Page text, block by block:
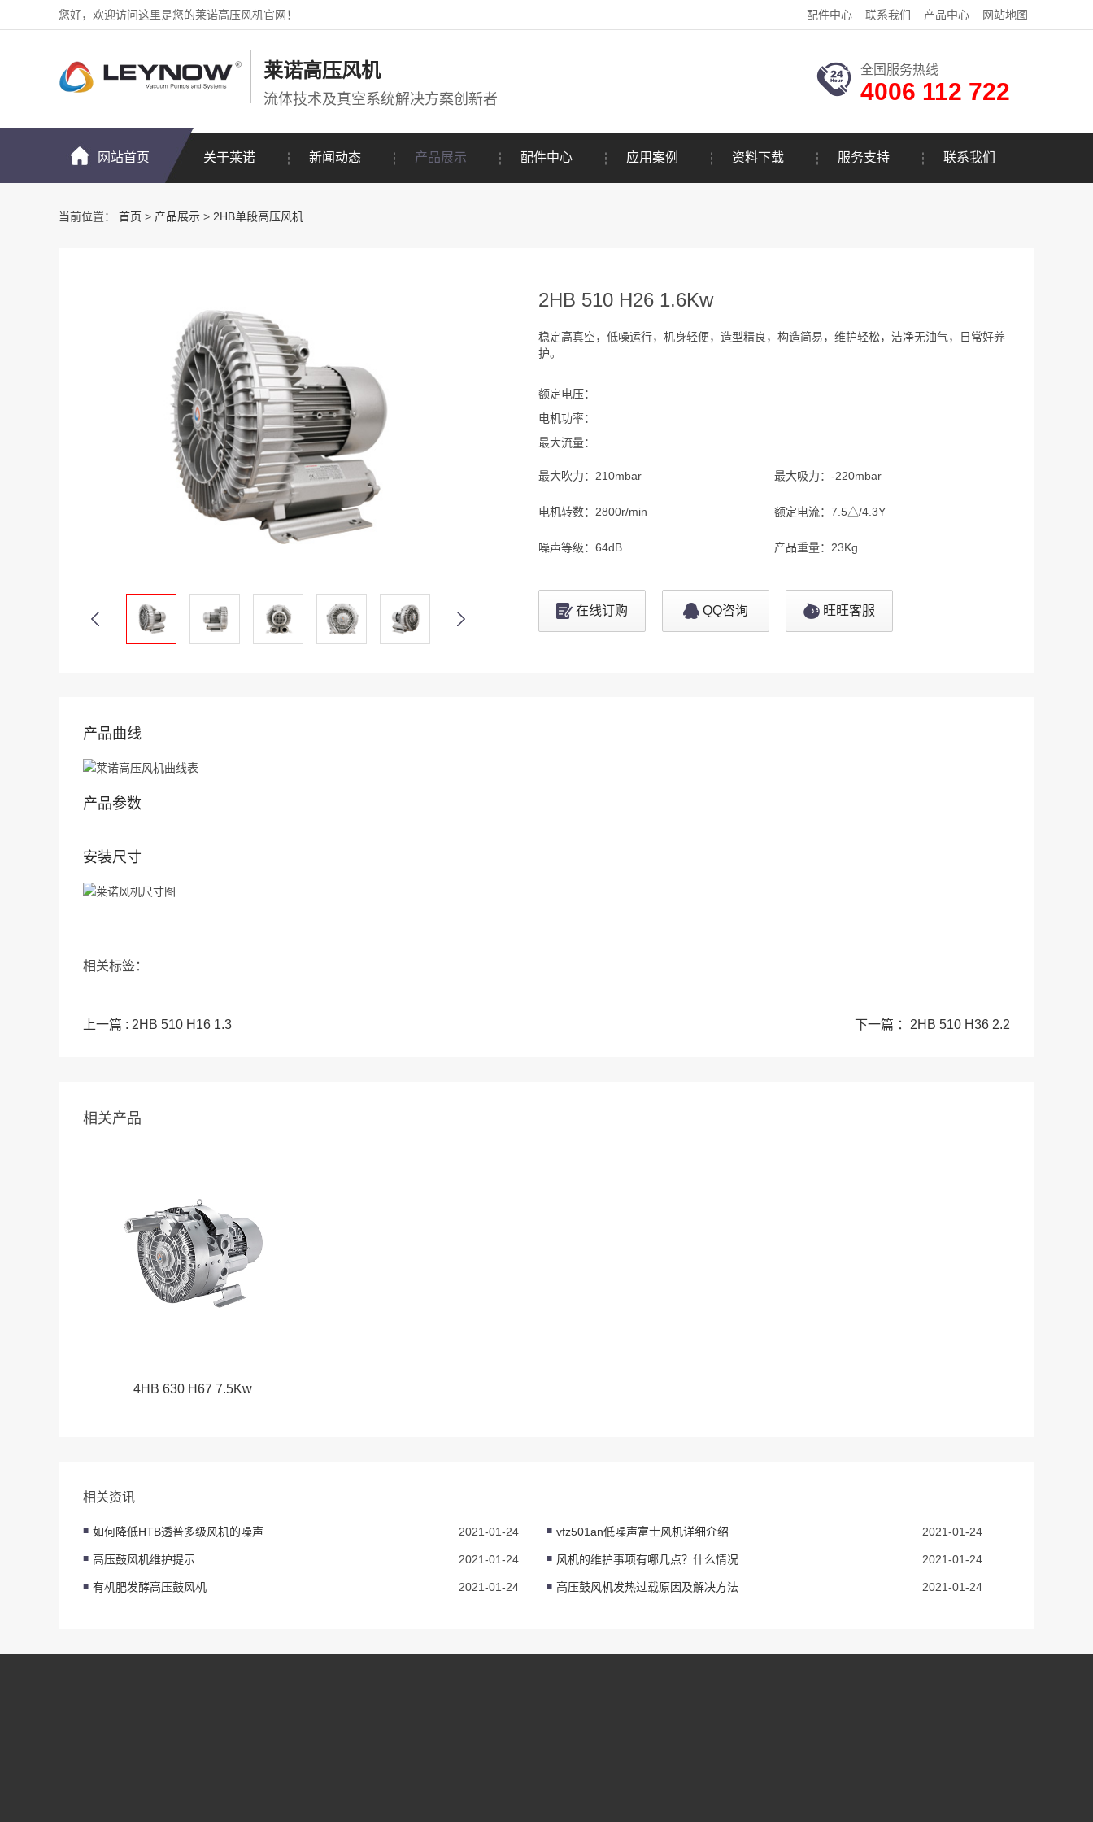
您好，欢迎访问这里是您的莱诺高压风机官网！ 配件中心 联系我们 产品中心 网站地图
莱诺高压风机
流体技术及真空系统解决方案创新者
全国服务热线
4006 112 722
网站首页 关于莱诺 新闻动态 产品展示 配件中心 应用案例 资料下载 服务支持 联系我们
当前位置： 首页 > 产品展示 > 2HB单段高压风机
2HB 510 H26 1.6Kw
稳定高真空，低噪运行，机身轻便，造型精良，构造简易，维护轻松，洁净无油气，日常好养
护。
额定电压：
电机功率：
最大流量：
最大吹力： 210mbar 最大吸力： -220mbar
电机转数： 2800r/min 额定电流： 7.5△/4.3Y
噪声等级： 64dB 产品重量： 23Kg
在线订购 QQ咨询 旺旺客服
产品曲线
产品参数
安装尺寸
相关标签：
上一篇 : 2HB 510 H16 1.3 下一篇 ：2HB 510 H36 2.2
相关产品
4HB 630 H67 7.5Kw
相关资讯
如何降低HTB透普多级风机的噪声 2021-01-24 vfz501an低噪声富士风机详细介绍 2021-01-24
高压鼓风机维护提示 2021-01-24 2021-01-24
有机肥发酵高压鼓风机 2021-01-24 高压鼓风机发热过载原因及解决方法 2021-01-24